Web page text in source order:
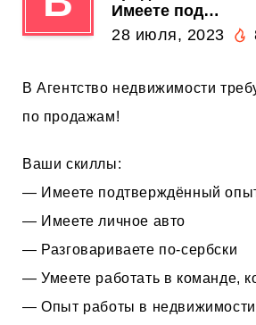
Имеете под…
28 июля, 2023
В Агентство недвижимости
по продажам!
Ваши скиллы:
— Имеете подтверждённый
— Имеете личное авто
— Разговариваете по-сербски
— Умеете работать в команде,
— Опыт работы в недвижимости